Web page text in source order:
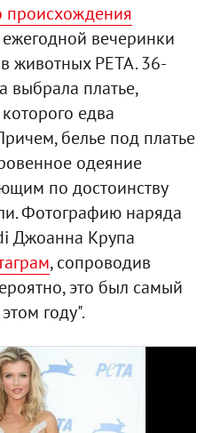
происхождения
вечеринки
животных РЕТА. 36-
выбрала платье,
едва
белье под платье
одеяние
по достоинству
Фотографию наряда
Джоанна Крупа
, сопроводив
это был самый
году".